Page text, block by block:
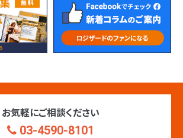
お気軽にご相談ください
03-4590-8101